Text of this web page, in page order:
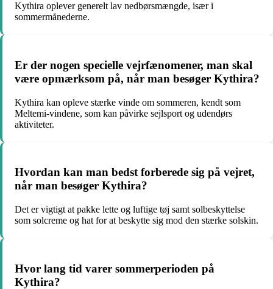
Kythira oplever generelt lav nedbørsmængde, især i
sommermånederne.
Er der nogen specielle vejrfænomener, man skal
være opmærksom på, når man besøger Kythira?
Kythira kan opleve stærke vinde om sommeren, kendt som
Meltemi-vindene, som kan påvirke sejlsport og udendørs
aktiviteter.
Hvordan kan man bedst forberede sig på vejret,
når man besøger Kythira?
Det er vigtigt at pakke lette og luftige tøj samt solbeskyttelse
som solcreme og hat for at beskytte sig mod den stærke solskin.
Hvor lang tid varer sommerperioden på
Kythira?